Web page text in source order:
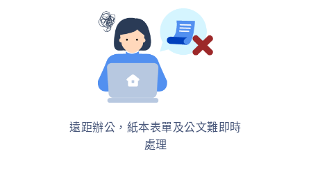
遠距辦公，紙本表單及公文難即時
處理